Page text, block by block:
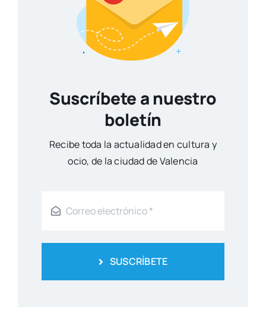
Suscríbete a nuestro
boletín
Reci­be toda la actua­li­dad en cul­tu­ra y
ocio, de la ciu­dad de Valen­cia
SUSCRÍBETE